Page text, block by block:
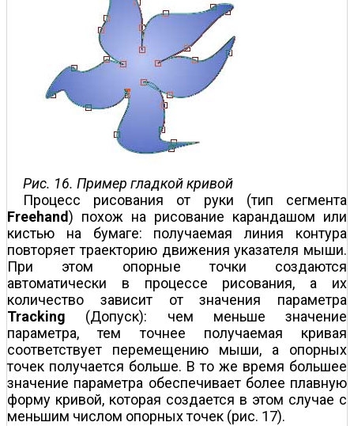
Рис. 16. Пример гладкой кривой
Процесс рисования от руки (тип сегмента
Freehand) похож на рисование карандашом или
кистью на бумаге: получаемая линия контура
повторяет траекторию движения указателя мыши.
При этом опорные точки создаются
автоматически в процессе рисования, а их
количество зависит от значения параметра
Tracking (Допуск): чем меньше значение
параметра, тем точнее получаемая кривая
соответствует перемещению мыши, а опорных
точек получается больше. В то же время большее
значение параметра обеспечивает более плавную
форму кривой, которая создается в этом случае с
меньшим числом опорных точек (рис. 17).